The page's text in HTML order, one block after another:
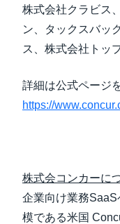
株式会社クラビス
ン、タックスバッ
ス、株式会社トッ
詳細は公式ページ
https://
株式会コンカーに
企業向け業務
模である米国